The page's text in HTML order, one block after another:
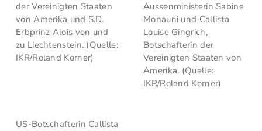
der Vereinigten Staaten
von Amerika und S.D.
Erbprinz Alois von und
zu Liechtenstein. (Quelle:
IKR/Roland Korner)
Aussenministerin Sabine
Monauni und Callista
Louise Gingrich,
Botschafterin der
Vereinigten Staaten von
Amerika. (Quelle:
IKR/Roland Korner)
US-Botschafterin Callista